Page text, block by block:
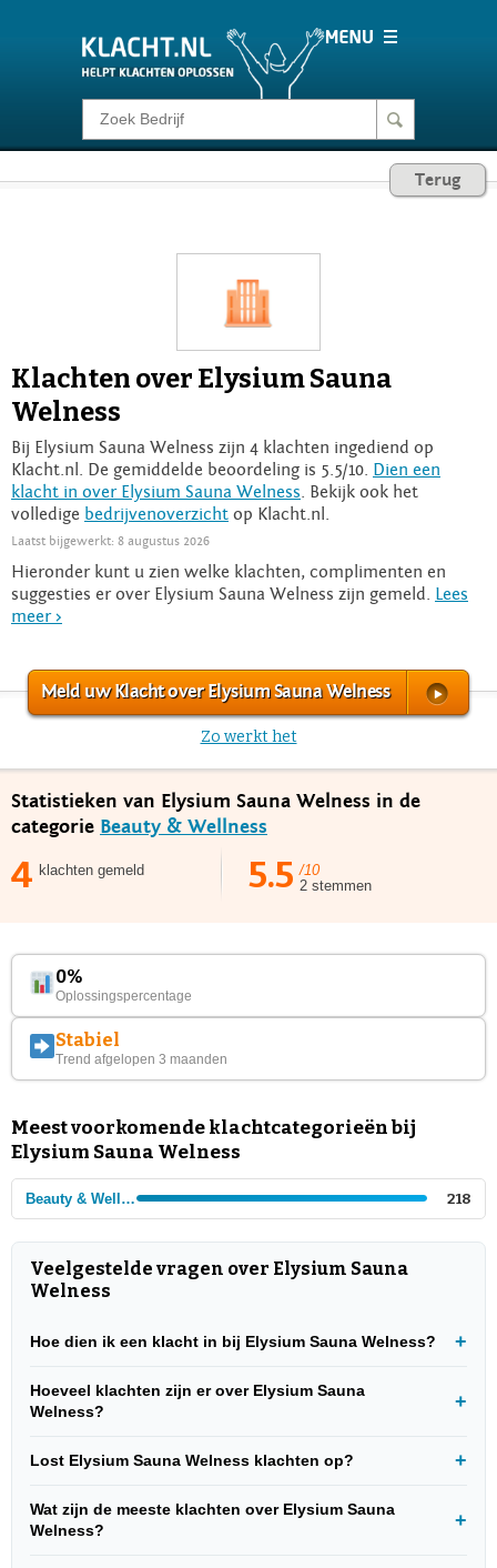
Klacht melden
Login
Terug
Klachten over Elysium Sauna
Welness
Bij Elysium Sauna Welness zijn 4 klachten ingediend op
Klacht.nl. De gemiddelde beoordeling is 5.5/10. Dien een
klacht in over Elysium Sauna Welness . Bekijk ook het
volledige bedrijvenoverzicht op Klacht.nl.
Laatst bijgewerkt: 8 augustus 2026
Hieronder kunt u zien welke klachten, complimenten en
suggesties er over Elysium Sauna Welness zijn gemeld. Lees
meer >
Meld uw Klacht over Elysium Sauna Welness
Zo werkt het
Statistieken van Elysium Sauna Welness in de
categorie Beauty & Wellness
4 klachten gemeld 5.5 /10
2 stemmen
0%
Oplossingspercentage
Stabiel
Trend afgelopen 3 maanden
Meest voorkomende klachtcategorieën bij
Elysium Sauna Welness
Beauty & Wellness 218
Veelgestelde vragen over Elysium Sauna
Welness
Hoe dien ik een klacht in bij Elysium Sauna Welness?
Hoeveel klachten zijn er over Elysium Sauna
Welness?
Lost Elysium Sauna Welness klachten op?
Wat zijn de meeste klachten over Elysium Sauna
Welness?